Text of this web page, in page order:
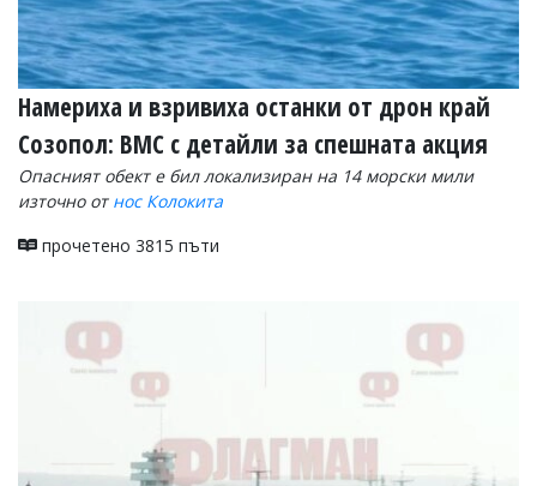
Намериха и взривиха останки от дрон край
Созопол: ВМС с детайли за спешната акция
Опасният обект е бил локализиран на 14 морски мили
източно от нос Колокита
прочетено 3815 пъти